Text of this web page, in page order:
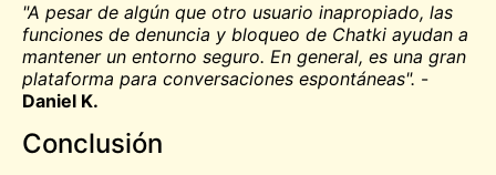
"A pesar de algún que otro usuario inapropiado, las
funciones de denuncia y bloqueo de Chatki ayudan a
mantener un entorno seguro. En general, es una gran
plataforma para conversaciones espontáneas". -
Daniel K.
Conclusión